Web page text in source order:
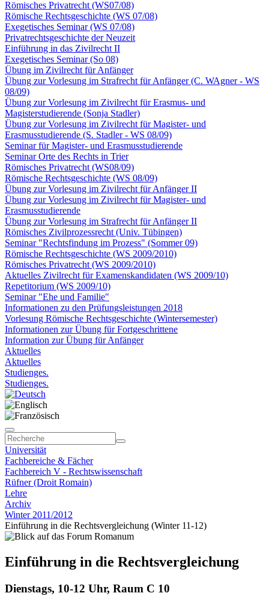
Römisches Privatrecht (WS07/08)
Römische Rechtsgeschichte (WS 07/08)
Exegetisches Seminar (WS 07/08)
Privatrechtsgeschichte der Neuzeit
Einführung in das Zivilrecht II
Exegetisches Seminar (So 08)
Übung im Zivilrecht für Anfänger
Übung zur Vorlesung im Strafrecht für Anfänger (C. WAgner - WS
08/09)
Übung zur Vorlesung im Zivilrecht für Erasmus- und
Magisterstudierende (Sonja Stadler)
Übung zur Vorlesung im Zivilrecht für Magister- und
Erasmusstudierende (S. Stadler - WS 08/09)
Seminar für Magister- und Erasmusstudierende
Seminar Orte des Rechts in Trier
Römisches Privatrecht (WS08/09)
Römische Rechtsgeschichte (WS 08/09)
Übung zur Vorlesung im Zivilrecht für Anfänger II
Übung zur Vorlesung im Zivilrecht für Magister- und
Erasmusstudierende
Übung zur Vorlesung im Strafrecht für Anfänger II
Römisches Zivilprozessrecht (Univ. Tübingen)
Seminar "Rechtsfindung im Prozess" (Sommer 09)
Römische Rechtsgeschichte (WS 2009/2010)
Römisches Privatrecht (WS 2009/2010)
Aktuelles Zivilrecht für Examenskandidaten (WS 2009/10)
Repetitorium (WS 2009/10)
Seminar "Ehe und Familie"
Informationen zu den Prüfungsleistungen 2018
Vorlesung Römische Rechtsgeschichte (Wintersemester)
Informationen zur Übung für Fortgeschrittene
Information zur Übung für Anfänger
Aktuelles
Aktuelles
Studienges.
Studienges.
Universität
Fachbereiche & Fächer
Fachbereich V - Rechtswissenschaft
Rüfner (Droit Romain)
Lehre
Archiv
Winter 2011/2012
Einführung in die Rechtsvergleichung (Winter 11-12)
Einführung in die Rechtsvergleichung
Dienstags, 10-12 Uhr, Raum C 10